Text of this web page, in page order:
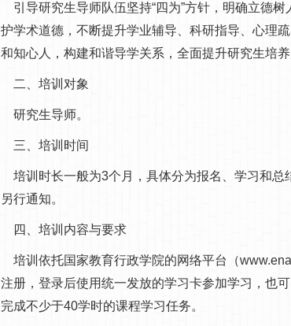
引导研究生导师队伍坚持“四为”方针，明确立德
护学术道德，不断提升学业辅导、科研指导、心理
和知心人，构建和谐导学关系，全面提升研究生培养
二、培训对象
研究生导师。
三、培训时间
培训时长一般为3个月，具体分为报名、学习和总
另行通知。
四、培训内容与要求
培训依托国家教育行政学院的网络平台（
注册，登录后使用统一发放的学习卡参加学习，也
完成不少于40学时的课程学习任务。